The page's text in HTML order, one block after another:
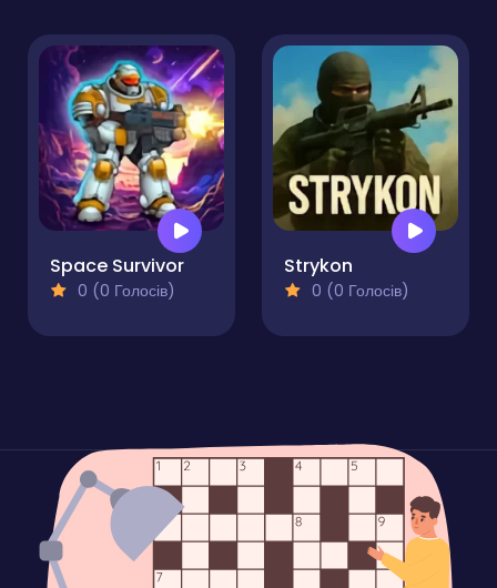
Space Survivor
0 (0 Голосів)
Strykon
0 (0 Голосів)